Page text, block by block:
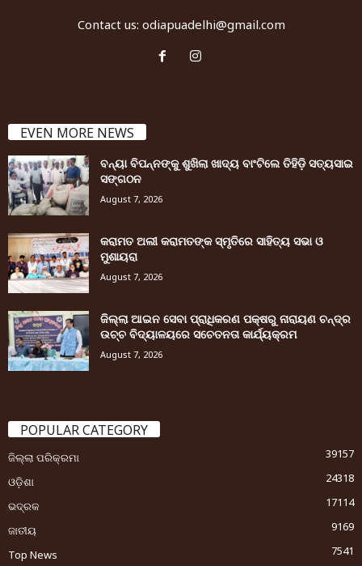
Contact us: odiapuadelhi@gmail.com
EVEN MORE NEWS
ବନ୍ୟା ବିପନ୍ନଙ୍କୁ ଶୁଖିଲା ଖାଦ୍ୟ ବାଂଟିଲେ ତିହିଡି଼ ସତ୍ୟସାଇ
ସଙ୍ଗଠନ
August 7, 2026
କରାମତ ଅଲୀ କରାମତଙ୍କ ସ୍ମୃତିରେ ସାହିତ୍ୟ ସଭା ଓ
ମୁଶାୟରା
August 7, 2026
ଜିଲ୍ଲା ଆଇନ ସେବା ପ୍ରାଧିକରଣ ପକ୍ଷରୁ ନାରାୟଣ ଚନ୍ଦ୍ର
ଉଚ୍ଚ ବିଦ୍ୟାଳୟରେ ସଚେତନତା କାର୍ଯ୍ୟକ୍ରମ
August 7, 2026
POPULAR CATEGORY
ଜିଲ୍ଲା ପରିକ୍ରମା
39157
ଓଡ଼ିଶା
24318
ଭଦ୍ରକ
17114
ଜାତୀୟ
9169
Top News
7541